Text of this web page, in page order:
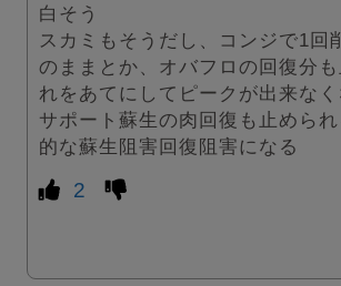
白そう
スカミもそうだし、コンジで1回
のままとか、オバフロの回復分
れをあてにしてピークが出来なく
サポート蘇生の肉回復も止めら
的な蘇生阻害回復阻害になる
2